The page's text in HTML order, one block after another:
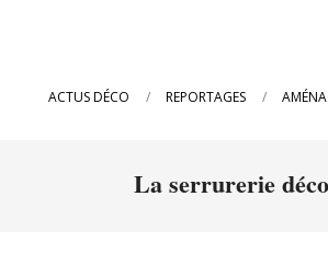
ACTUS DÉCO REPORTAGES
La serrurerie